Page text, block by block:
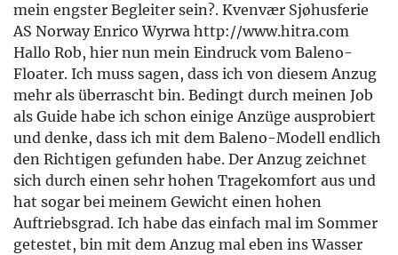
mein engster Begleiter sein?. Kvenvær Sjøhusferie
AS Norway Enrico Wyrwa http://www.hitra.com
Hallo Rob, hier nun mein Eindruck vom Baleno-
Floater. Ich muss sagen, dass ich von diesem Anzug
mehr als überrascht bin. Bedingt durch meinen Job
als Guide habe ich schon einige Anzüge ausprobiert
und denke, dass ich mit dem Baleno-Modell endlich
den Richtigen gefunden habe. Der Anzug zeichnet
sich durch einen sehr hohen Tragekomfort aus und
hat sogar bei meinem Gewicht einen hohen
Auftriebsgrad. Ich habe das einfach mal im Sommer
getestet, bin mit dem Anzug mal eben ins Wasser